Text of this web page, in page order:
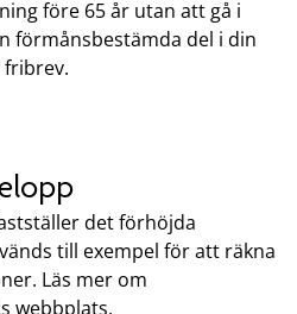
före 65 år utan att gå i
förmånsbestämda del i din
det förhöjda
till exempel för att räkna
Läs mer om
webbplats.